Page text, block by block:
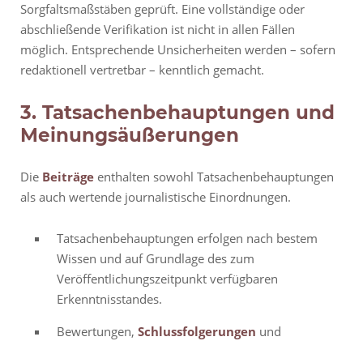
Sorgfaltsmaßstäben geprüft. Eine vollständige oder
abschließende Verifikation ist nicht in allen Fällen
möglich. Entsprechende Unsicherheiten werden – sofern
redaktionell vertretbar – kenntlich gemacht.
3. Tatsachenbehauptungen und
Meinungsäußerungen
Die Beiträge enthalten sowohl Tatsachenbehauptungen
als auch wertende journalistische Einordnungen.
Tatsachenbehauptungen erfolgen nach bestem
Wissen und auf Grundlage des zum
Veröffentlichungszeitpunkt verfügbaren
Erkenntnisstandes.
Bewertungen, Schlussfolgerungen und